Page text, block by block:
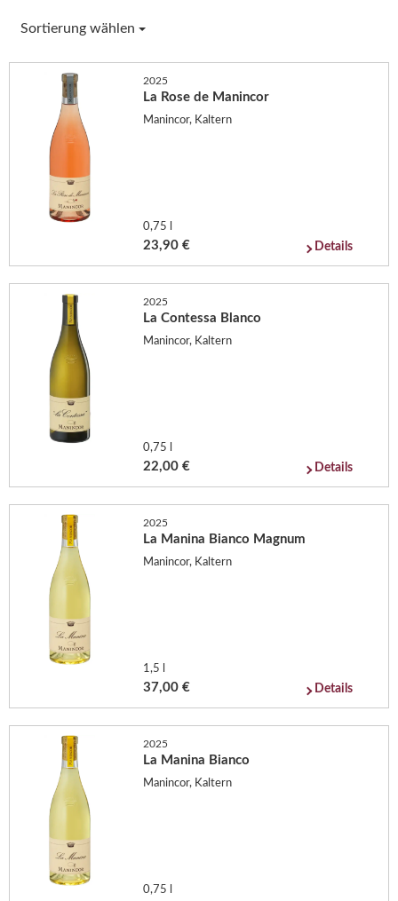
Sortierung wählen
2025
La Rose de Manincor
Manincor, Kaltern
0,75 l
23,90 € Details
2025
La Contessa Blanco
Manincor, Kaltern
0,75 l
22,00 € Details
2025
La Manina Bianco Magnum
Manincor, Kaltern
1,5 l
37,00 € Details
2025
La Manina Bianco
Manincor, Kaltern
0,75 l